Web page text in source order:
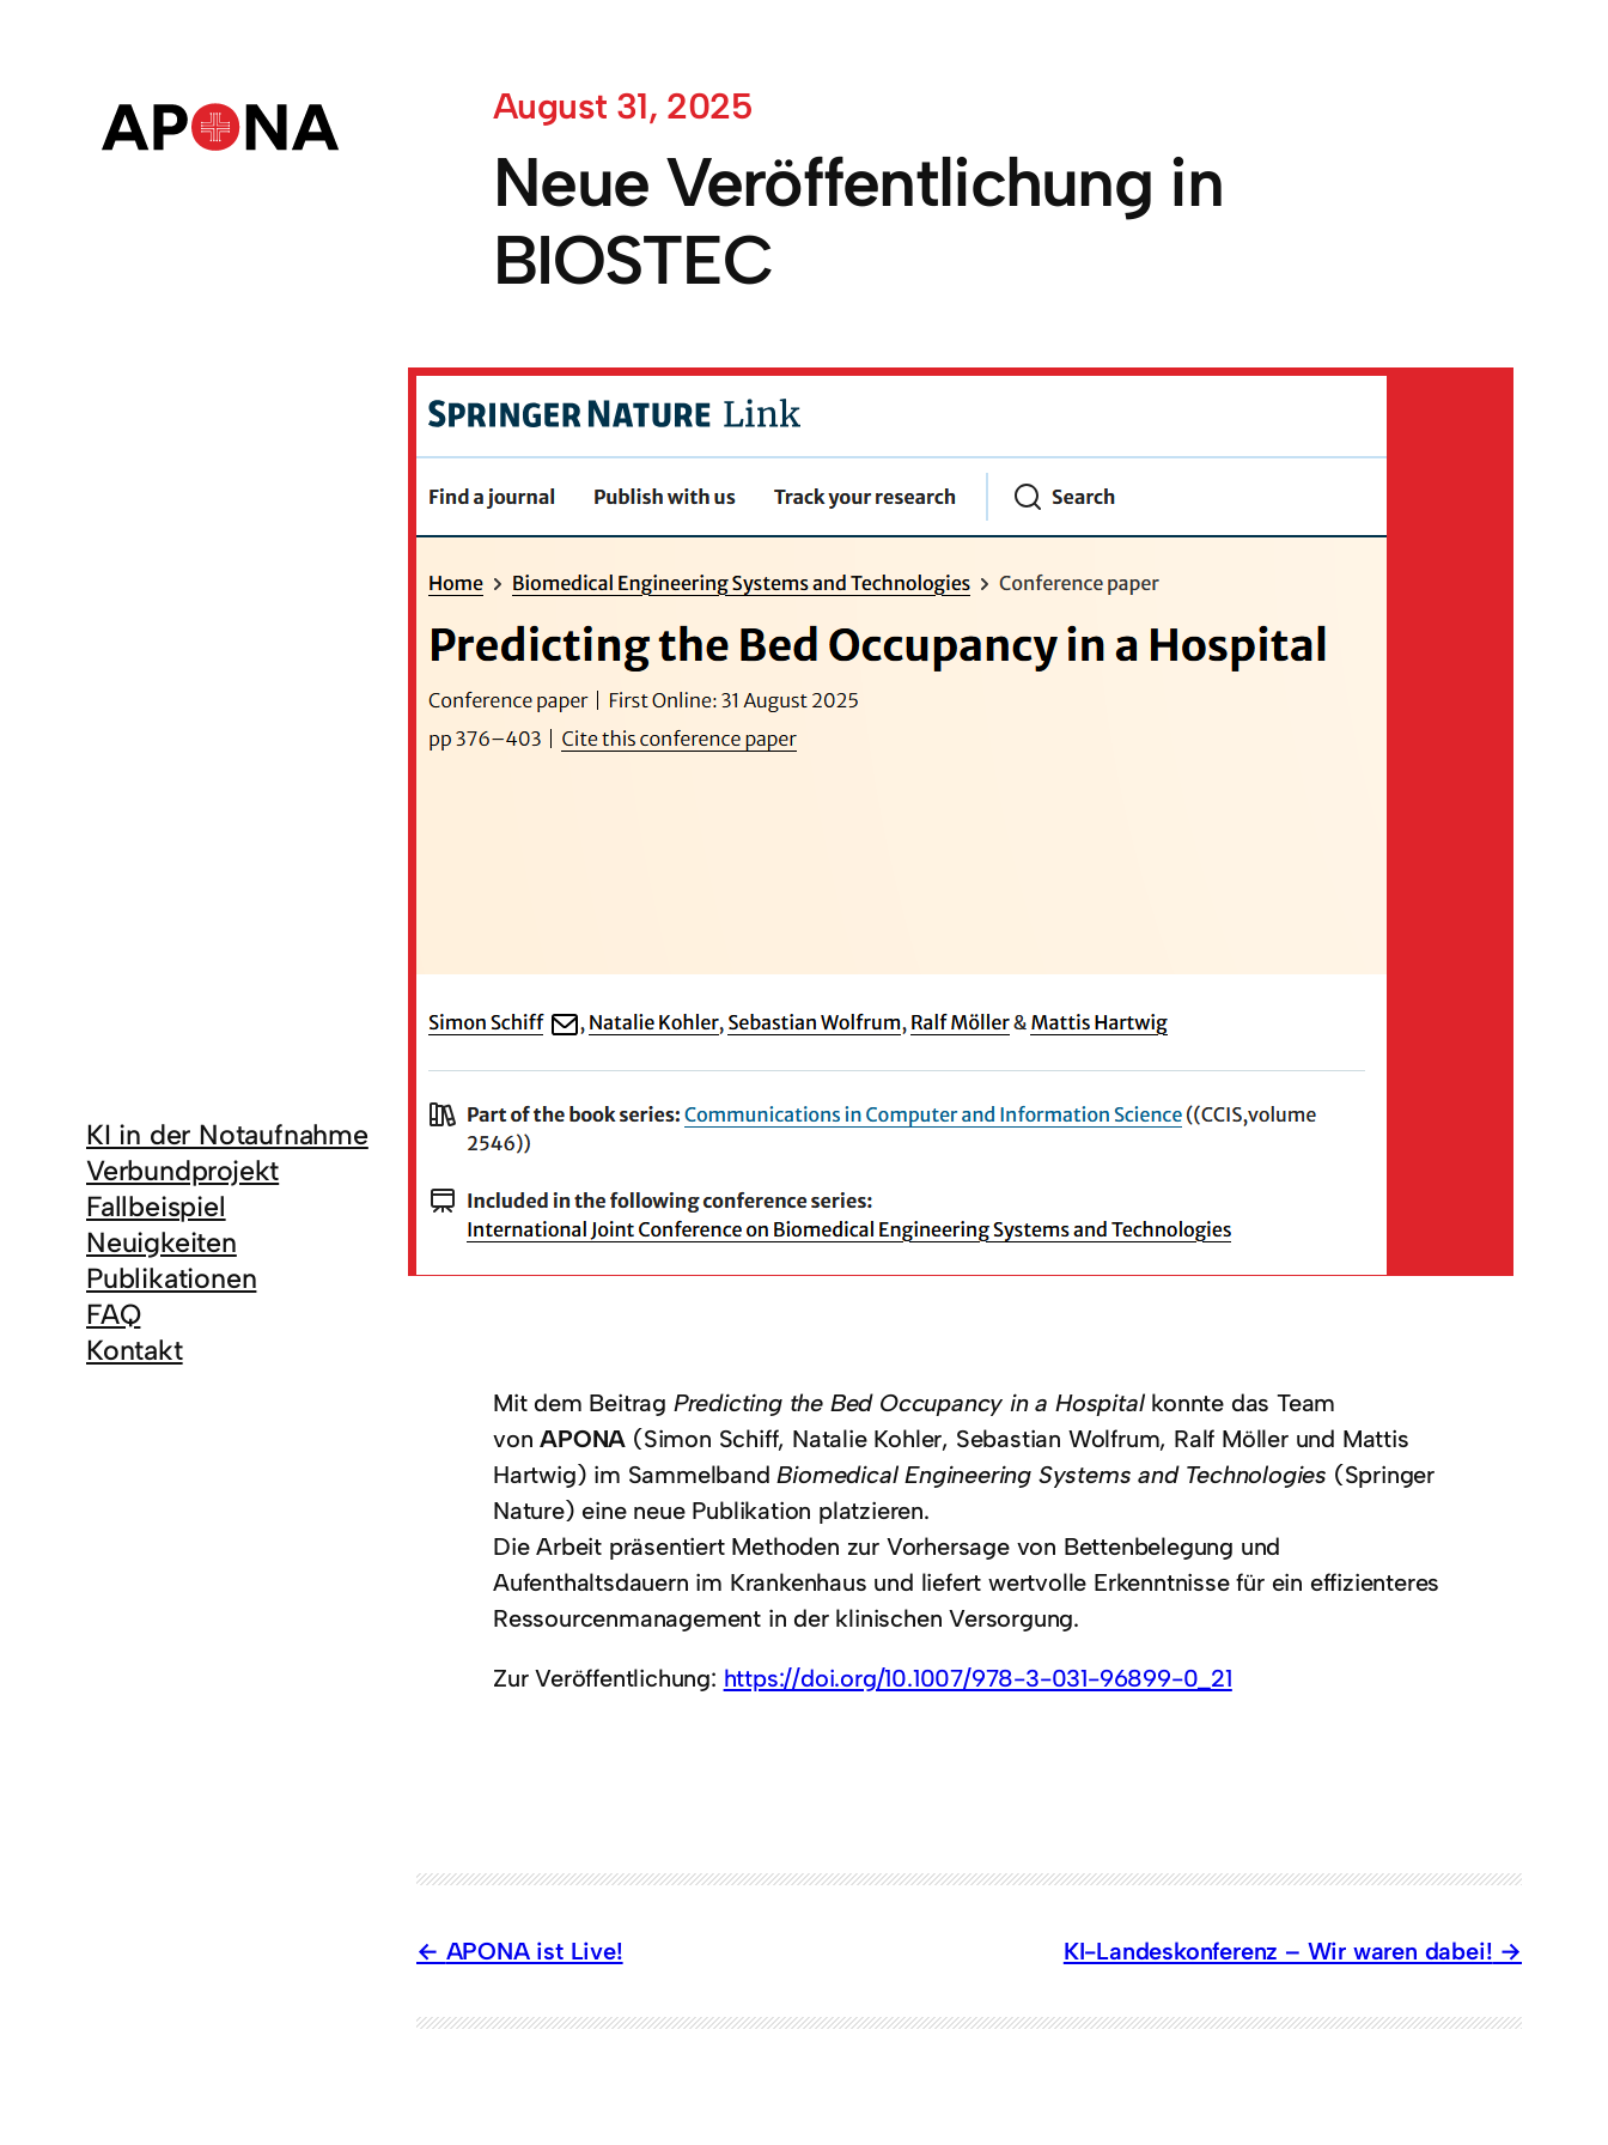
KI in der Notaufnahme
Verbundprojekt
Fallbeispiel
Neuigkeiten
Publikationen
FAQ
Kontakt
August 31, 2025
Neue Veröffentlichung in
BIOSTEC
Mit dem Beitrag Predicting the Bed Occupancy in a Hospitalkonnte das Team
vonAPONA (Simon Schiff, Natalie Kohler, Sebastian Wolfrum, Ralf Möller und Mattis
Hartwig) im SammelbandBiomedical Engineering Systems and Technologies (Springer
Nature) eine neue Publikation platzieren.
Die Arbeit präsentiert Methoden zur Vorhersage von Bettenbelegung und
Aufenthaltsdauern im Krankenhaus und liefert wertvolle Erkenntnisse für ein effizienteres
Ressourcenmanagement in der klinischen Versorgung.
Zur Veröffentlichung: https://doi.org/10.1007/978-3-031-96899-0_21
APONA ist Live! KI-Landeskonferenz – Wir waren dabei!